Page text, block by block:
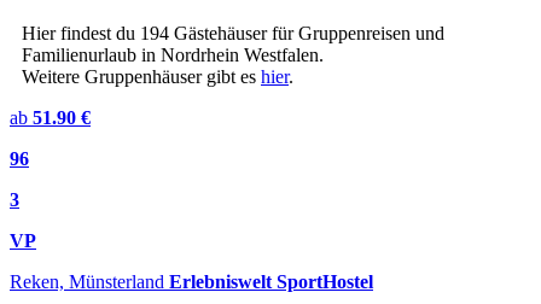
Hier findest du 194 Gästehäuser für Gruppenreisen und
Familienurlaub in Nordrhein Westfalen.
Weitere Gruppenhäuser gibt es hier.
ab 51.90 €
96
3
VP
Reken, Münsterland Erlebniswelt SportHostel